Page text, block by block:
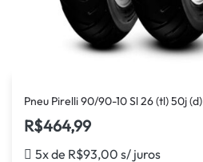
Pneu Pirelli 90/90-10 Sl 26 (tl) 50j (d)
R$464,99
5x de R$93,00 s/ juros